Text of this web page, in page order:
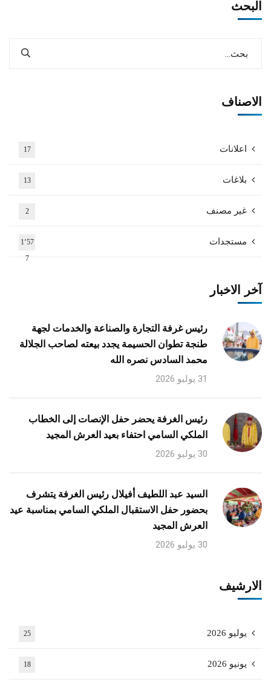
البحث
الاصناف
اعلانات 17
بلاغات 13
غير مصنف 2
مستجدات
1٬57
7
آخر الاخبار
رئيس غرفة التجارة والصناعة والخدمات لجهة
طنجة تطوان الحسيمة يجدد بيعته لصاحب الجلالة
محمد السادس نصره الله
31 يوليو 2026
رئيس الغرفة يحضر حفل الإنصات إلى الخطاب
الملكي السامي احتفاء بعيد العرش المجيد
30 يوليو 2026
السيد عبد اللطيف أفيلال رئيس الغرفة يتشرف
بحضور حفل الاستقبال الملكي السامي بمناسبة عيد
العرش المجيد
30 يوليو 2026
الارشيف
يوليو 2026 25
يونيو 2026 18